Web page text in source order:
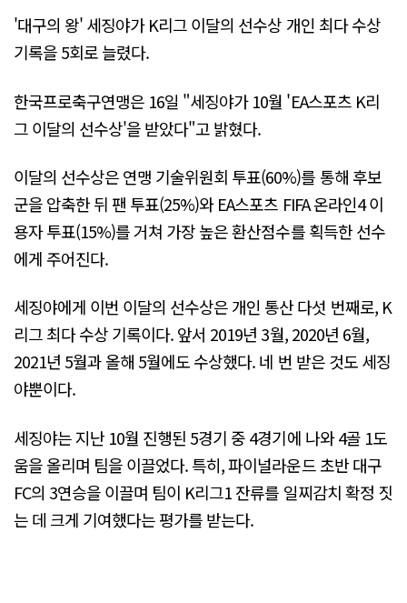
'대구의 왕' 세징야가 K리그 이달의 선수상 개인 최다 수상
기록을 5회로 늘렸다.
한국프로축구연맹은 16일 "세징야가 10월 'EA스포츠 K리
그 이달의 선수상'을 받았다"고 밝혔다.
이달의 선수상은 연맹 기술위원회 투표(60%)를 통해 후보
군을 압축한 뒤 팬 투표(25%)와 EA스포츠 FIFA 온라인4 이
용자 투표(15%)를 거쳐 가장 높은 환산점수를 획득한 선수
에게 주어진다.
세징야에게 이번 이달의 선수상은 개인 통산 다섯 번째로, K
리그 최다 수상 기록이다. 앞서 2019년 3월, 2020년 6월,
2021년 5월과 올해 5월에도 수상했다. 네 번 받은 것도 세징
야뿐이다.
세징야는 지난 10월 진행된 5경기 중 4경기에 나와 4골 1도
움을 올리며 팀을 이끌었다. 특히, 파이널라운드 초반 대구
FC의 3연승을 이끌며 팀이 K리그1 잔류를 일찌감치 확정 짓
는 데 크게 기여했다는 평가를 받는다.